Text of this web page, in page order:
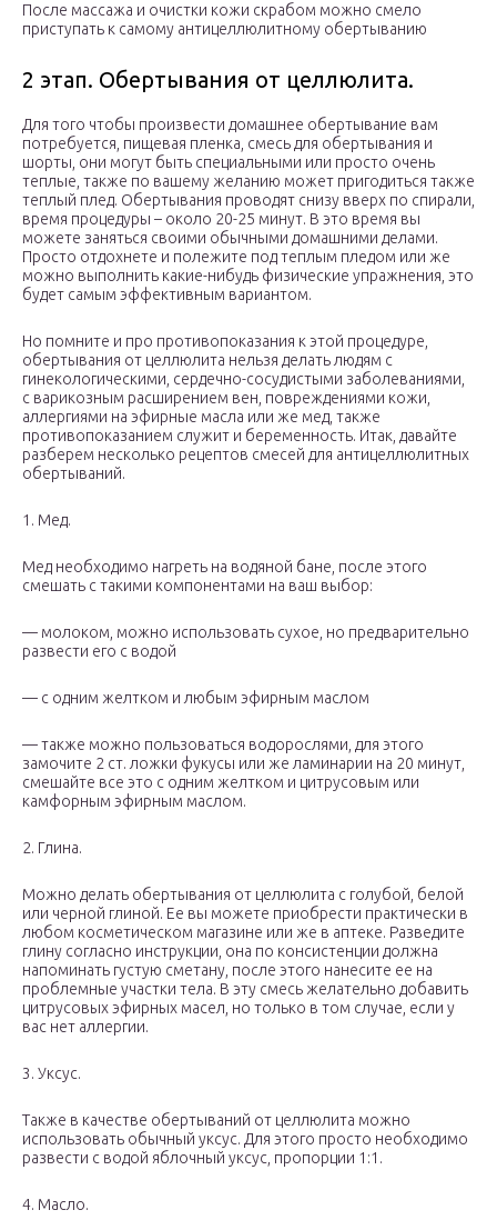
После массажа и очистки кожи скрабом можно смело
приступать к самому антицеллюлитному обертыванию
2 этап. Обертывания от целлюлита.
Для того чтобы произвести домашнее обертывание вам
потребуется, пищевая пленка, смесь для обертывания и
шорты, они могут быть специальными или просто очень
теплые, также по вашему желанию может пригодиться также
теплый плед. Обертывания проводят снизу вверх по спирали,
время процедуры – около 20-25 минут. В это время вы
можете заняться своими обычными домашними делами.
Просто отдохнете и полежите под теплым пледом или же
можно выполнить какие-нибудь физические упражнения, это
будет самым эффективным вариантом.
Но помните и про противопоказания к этой процедуре,
обертывания от целлюлита нельзя делать людям с
гинекологическими, сердечно-сосудистыми заболеваниями,
с варикозным расширением вен, повреждениями кожи,
аллергиями на эфирные масла или же мед, также
противопоказанием служит и беременность. Итак, давайте
разберем несколько рецептов смесей для антицеллюлитных
обертываний.
1. Мед.
Мед необходимо нагреть на водяной бане, после этого
смешать с такими компонентами на ваш выбор:
— молоком, можно использовать сухое, но предварительно
развести его с водой
— с одним желтком и любым эфирным маслом
— также можно пользоваться водорослями, для этого
замочите 2 ст. ложки фукусы или же ламинарии на 20 минут,
смешайте все это с одним желтком и цитрусовым или
камфорным эфирным маслом.
2. Глина.
Можно делать обертывания от целлюлита с голубой, белой
или черной глиной. Ее вы можете приобрести практически в
любом косметическом магазине или же в аптеке. Разведите
глину согласно инструкции, она по консистенции должна
напоминать густую сметану, после этого нанесите ее на
проблемные участки тела. В эту смесь желательно добавить
цитрусовых эфирных масел, но только в том случае, если у
вас нет аллергии.
3. Уксус.
Также в качестве обертываний от целлюлита можно
использовать обычный уксус. Для этого просто необходимо
развести с водой яблочный уксус, пропорции 1:1.
4. Масло.